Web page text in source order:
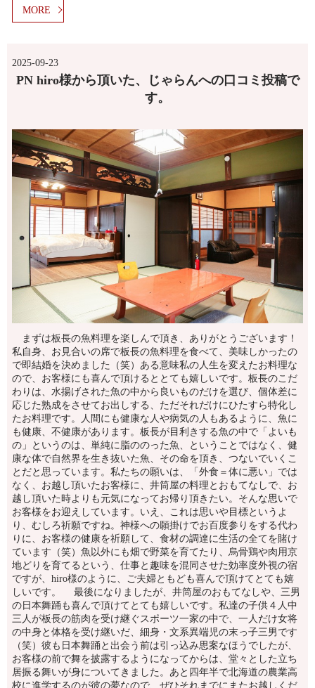
MORE
2025-09-23
PN hiro様から頂いた、じゃらんへの口コミ投稿で
す。
まずは板長の魚料理を楽しんで頂き、ありがとうございます！
私自身、お見合いの席で板長の魚料理を食べて、美味しかったの
で即結婚を決めました（笑）ある意味私の人生を変えたお料理な
ので、お客様にも喜んで頂けるととても嬉しいです。板長のこだ
わりは、水揚げされた魚の中から良いものだけを選び、個体差に
応じた熟成をさせてお出しする、ただそれだけにひたすら特化し
たお料理です。人間にも健康な人や病気の人もあるように、魚に
も健康、不健康があります。板長が目利きする魚の中で「よいも
の」というのは、単純に脂ののった魚、ということではなく、健
康な体で自然界を生き抜いた魚、その命を頂き、つないでいくこ
とだと思っています。私たちの願いは、「外食＝体に悪い」では
なく、お越し頂いたお客様に、井筒屋の料理とおもてなしで、お
越し頂いた時よりも元気になってお帰り頂きたい。そんな思いで
お客様をお迎えしています。いえ、これは思いや目標というよ
り、むしろ祈願ですね。神様への願掛けでお百度参りをする代わ
りに、お客様の健康を祈願して、食材の調達に生活の全てを賭け
ています（笑）魚以外にも畑で野菜を育てたり、烏骨鶏や肉用京
地どりを育てるという、仕事と趣味を混同させた効率度外視の宿
ですが、hiro様のように、ご夫婦ともども喜んで頂けてとても嬉
しいです。 最後になりましたが、井筒屋のおもてなしや、三男
の日本舞踊も喜んで頂けてとても嬉しいです。私達の子供４人中
三人が板長の筋肉を受け継ぐスポーツ一家の中で、一人だけ女将
の中身と体格を受け継いだ、細身・文系異端児の末っ子三男です
（笑）彼も日本舞踊と出会う前は引っ込み思案なほうでしたが、
お客様の前で舞を披露するようになってからは、堂々とした立ち
居振る舞いが身についてきました。あと四年半で北海道の農業高
校に進学するのが彼の夢なので、ぜひそれまでにまたお越しくだ